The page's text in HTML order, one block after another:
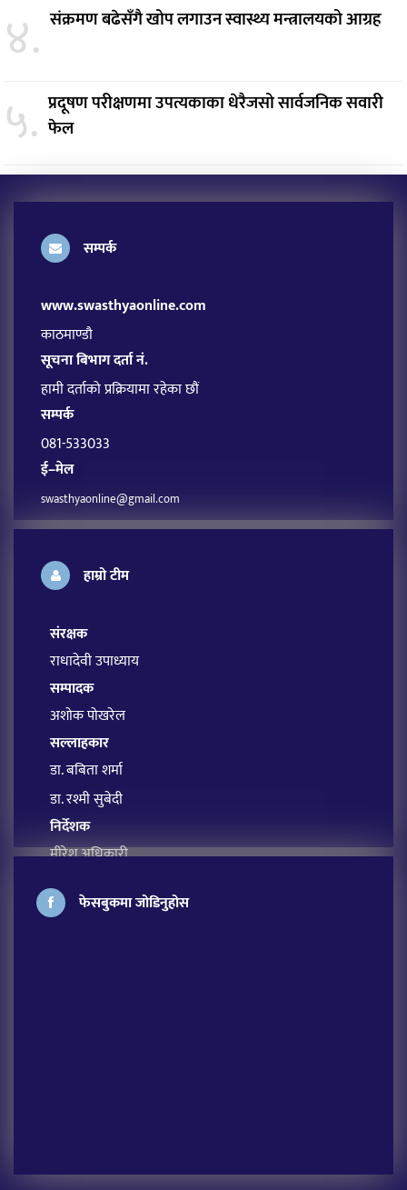
४. संक्रमण बढेसँगै खोप लगाउन स्वास्थ्य मन्त्रालयको आग्रह
५. प्रदूषण परीक्षणमा उपत्यकाका धेरैजसो सार्वजनिक सवारी
फेल
सम्पर्क
www.swasthyaonline.com
काठमाण्डौ
सूचना बिभाग दर्ता नं.
हामी दर्ताको प्रक्रियामा रहेका छौं
सम्पर्क
081-533033
ई–मेल
swasthyaonline@gmail.com
हाम्रो टीम
संरक्षक
राधादेवी उपाध्याय
सम्पादक
अशोक पोखरेल
सल्लाहकार
डा. बबिता शर्मा
डा. रश्मी सुबेदी
निर्देशक
मीरेश अधिकारी
प्रबन्ध सम्पादक
सावित्रा आचार्य
फेसबुकमा जोडिनुहोस